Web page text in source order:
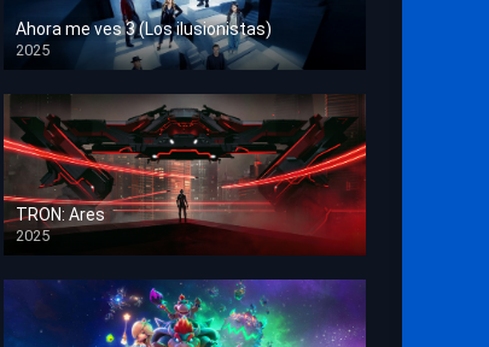
Ahora me ves 3 (Los ilusionistas)
2025
HD 1080p
TRON: Ares
2025
HD 1080p